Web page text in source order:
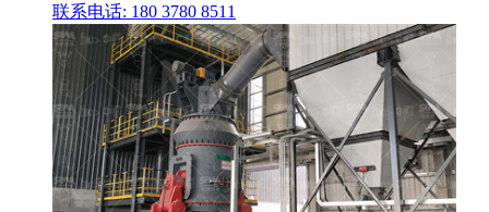
联系电话: 180 3780 8511